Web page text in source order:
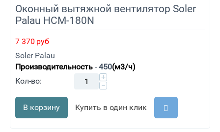
Оконный вытяжной вентилятор Soler
Palau HCM-180N
7 370 руб
Soler Palau
Производительность - 450(м3/ч)
Кол-во:
+
−
В корзину Купить в один клик